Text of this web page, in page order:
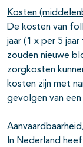
Kosten
De kosten van
jaar (1 x per 5
zouden nieuwe
zorgkosten
kosten zijn met
gevolgen van
In Nederland